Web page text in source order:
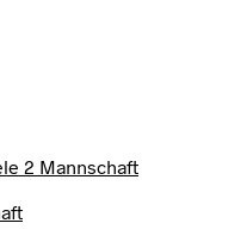
2 Mannschaft